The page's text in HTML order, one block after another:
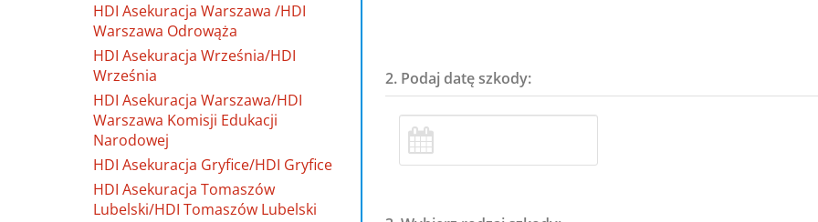
HDI Asekuracja Warszawa /HDI
Warszawa Odrowąża
HDI Asekuracja Września/HDI
Września
HDI Asekuracja Warszawa/HDI
Warszawa Komisji Edukacji
Narodowej
HDI Asekuracja Gryfice/HDI Gryfice
HDI Asekuracja Tomaszów
Lubelski/HDI Tomaszów Lubelski
2. Podaj datę szkody: